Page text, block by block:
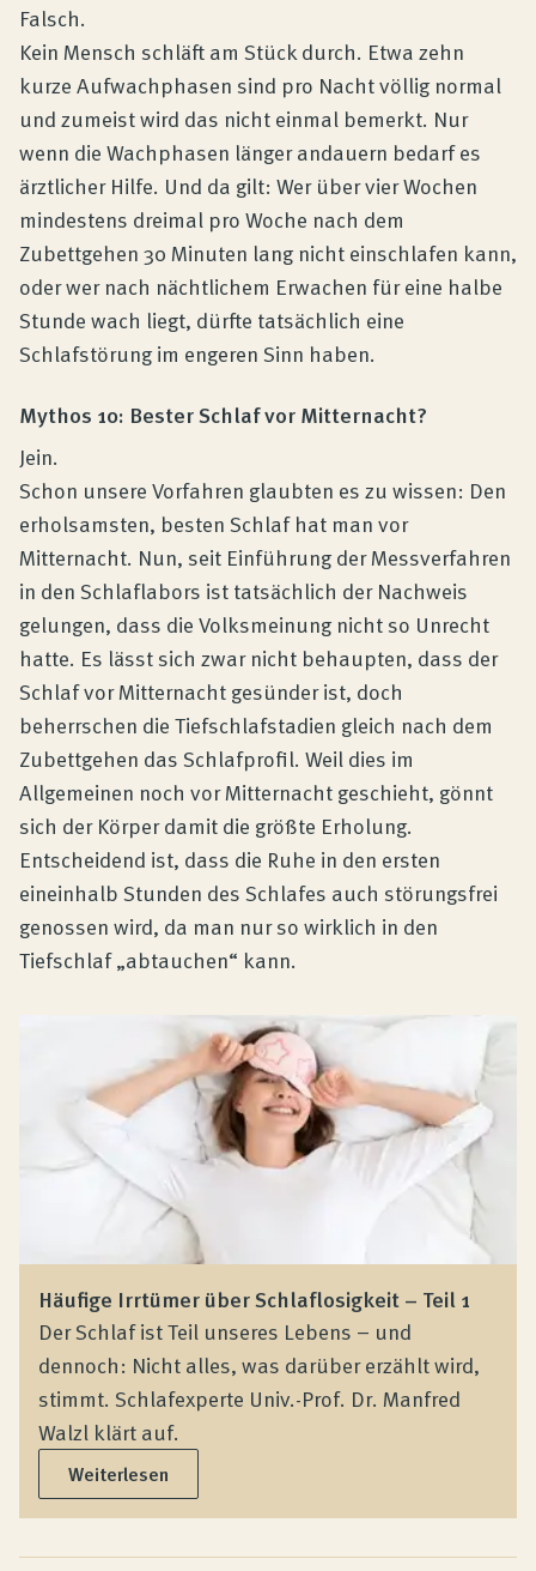
Falsch.
Kein Mensch schläft am Stück durch. Etwa zehn
kurze Aufwachphasen sind pro Nacht völlig normal
und zumeist wird das nicht einmal bemerkt. Nur
wenn die Wachphasen länger andauern bedarf es
ärztlicher Hilfe. Und da gilt: Wer über vier Wochen
mindestens dreimal pro Woche nach dem
Zubettgehen 30 Minuten lang nicht einschlafen kann,
oder wer nach nächtlichem Erwachen für eine halbe
Stunde wach liegt, dürfte tatsächlich eine
Schlafstörung im engeren Sinn haben.
Mythos 10: Bester Schlaf vor Mitternacht?
Jein.
Schon unsere Vorfahren glaubten es zu wissen: Den
erholsamsten, besten Schlaf hat man vor
Mitternacht. Nun, seit Einführung der Messverfahren
in den Schlaflabors ist tatsächlich der Nachweis
gelungen, dass die Volksmeinung nicht so Unrecht
hatte. Es lässt sich zwar nicht behaupten, dass der
Schlaf vor Mitternacht gesünder ist, doch
beherrschen die Tiefschlafstadien gleich nach dem
Zubettgehen das Schlafprofil. Weil dies im
Allgemeinen noch vor Mitternacht geschieht, gönnt
sich der Körper damit die größte Erholung.
Entscheidend ist, dass die Ruhe in den ersten
eineinhalb Stunden des Schlafes auch störungsfrei
genossen wird, da man nur so wirklich in den
Tiefschlaf „abtauchen“ kann.
Häufige Irrtümer über Schlaflosigkeit – Teil 1
Der Schlaf ist Teil unseres Lebens – und
dennoch: Nicht alles, was darüber erzählt wird,
stimmt. Schlafexperte Univ.-Prof. Dr. Manfred
Walzl klärt auf.
Weiterlesen